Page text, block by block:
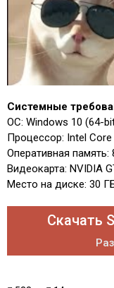
Системные
ОС: Windows 10 (64-
Процессор: Intel
Оперативная память:
Видеокарта: NVIDIA
Место на диске: 30
Скачать